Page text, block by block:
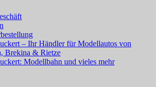
– Ihr Händler für Modellautos von
Brekina & Rietze
Modellbahn und vieles mehr